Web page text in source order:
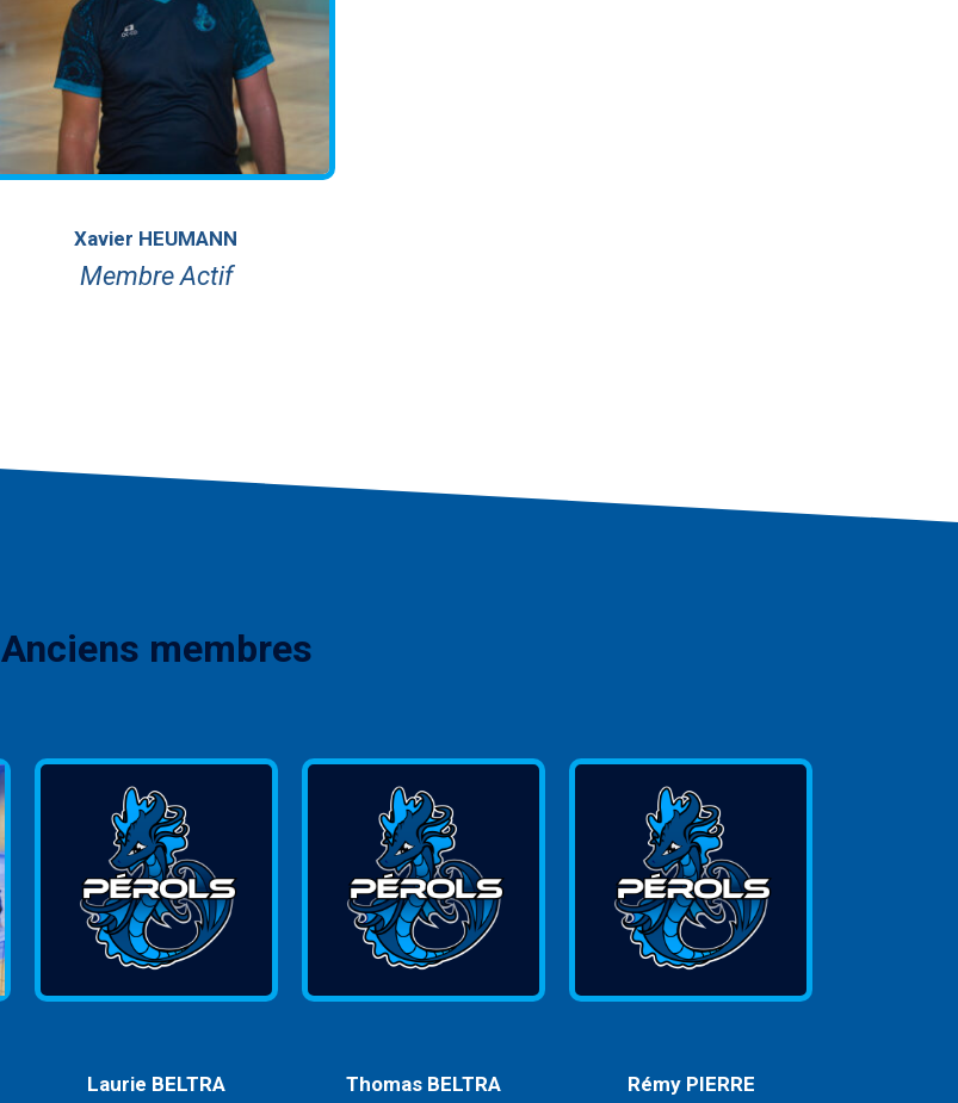
Xavier HEUMANN
Membre Actif
Anciens membres
Laurie BELTRA Thomas BELTRA Rémy PIERRE